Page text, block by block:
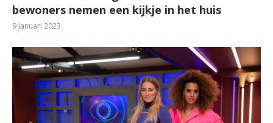
bewoners nemen een kijkje in het huis
9 januari 2023